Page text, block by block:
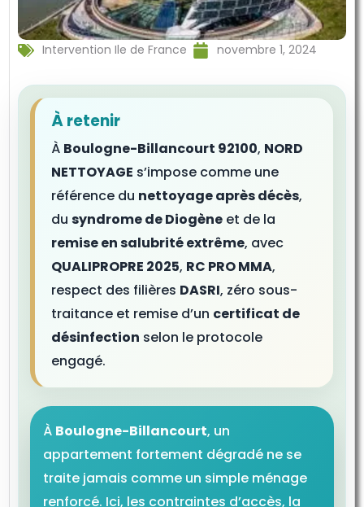
Intervention Ile de France novembre 1, 2024
À retenir
À Boulogne-Billancourt 92100, NORD
NETTOYAGE s’impose comme une
référence du nettoyage après décès,
dusyndrome de Diogène et de la
remise en salubrité extrême, avec
QUALIPROPRE 2025, RC PRO MMA,
respect des filières DASRI, zéro sous-
traitance et remise d’un certificat de
désinfection selon le protocole
engagé.
À Boulogne-Billancourt, un
appartement fortement dégradé ne se
traite jamais comme un simple ménage
renforcé. Ici, les contraintes d’accès, la